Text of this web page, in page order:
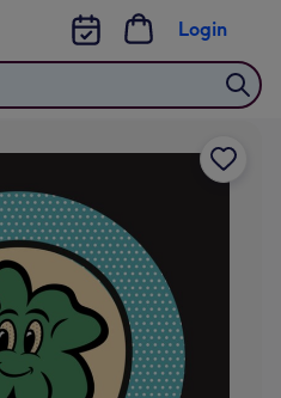
Login